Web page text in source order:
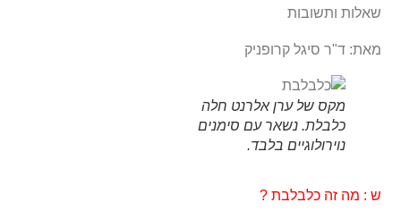
שאלות ותשובות
מאת: ד"ר סיגל קרופניק
מקס של ערן אלרנט חלה
כלבלת. נשאר עם סימנים
נוירולוגיים בלבד.
ש : מה זה כלבלבת ?